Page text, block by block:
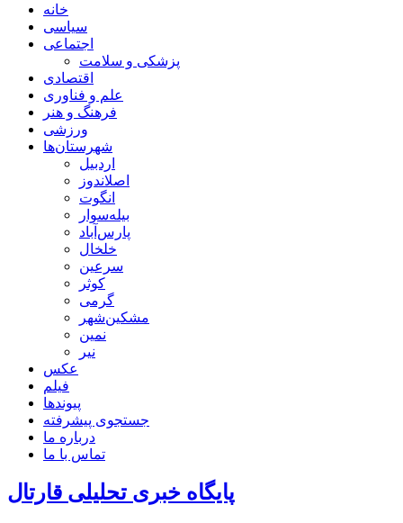
خانه
سیاسی
اجتماعی
پزشکی و سلامت
اقتصادی
علم و فناوری
فرهنگ و هنر
ورزشی
شهرستان‌ها
اردبیل
اصلاندوز
انگوت
بیله‌سوار
پارس‌آباد
خلخال
سرعین
کوثر
گرمی
مشکین‌شهر
نمین
نیر
عکس
فیلم
پیوندها
جستجوی پیشرفته
درباره ما
تماس با ما
پایگاه خبری تحلیلی قارتال